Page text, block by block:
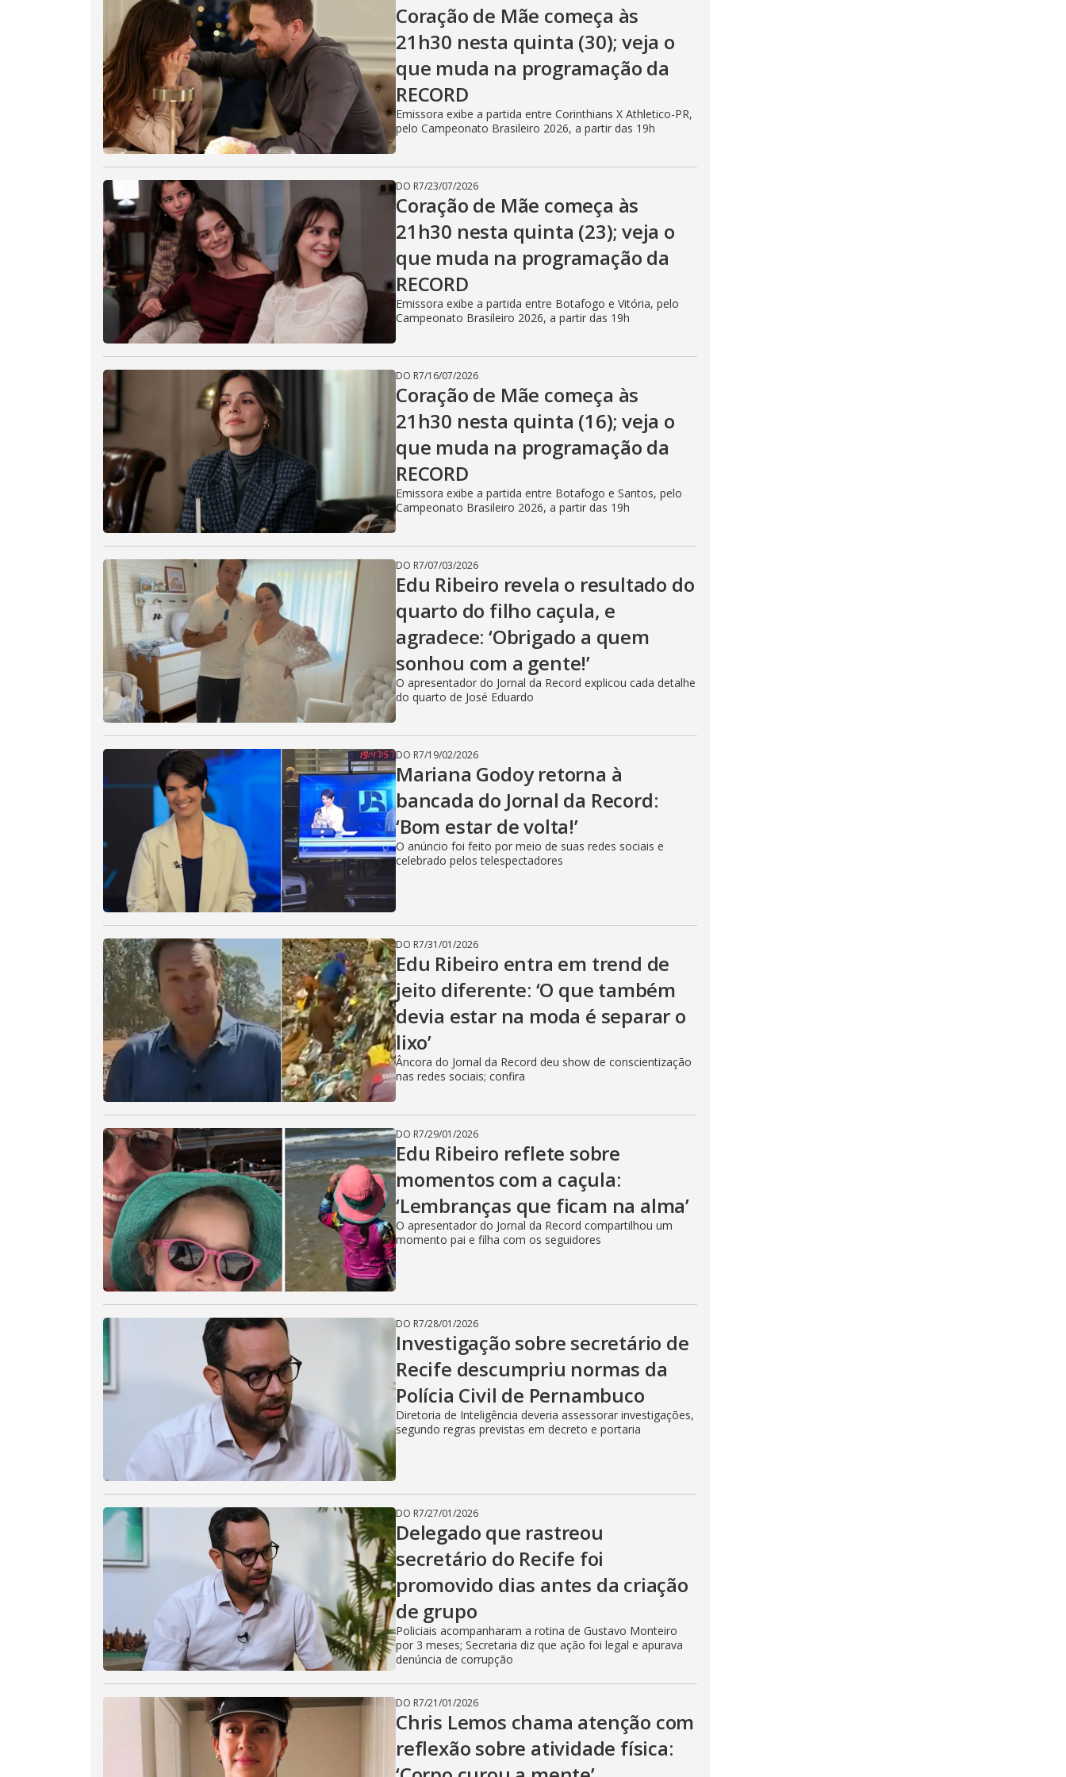
i
d
e
o
Coração de Mãe começa às
21h30 nesta quinta (30); veja o
que muda na programação da
RECORD
Emissora exibe a partida entre Corinthians X Athletico-PR,
pelo Campeonato Brasileiro 2026, a partir das 19h
DO R7/23/07/2026
Coração de Mãe começa às
21h30 nesta quinta (23); veja o
que muda na programação da
RECORD
Emissora exibe a partida entre Botafogo e Vitória, pelo
Campeonato Brasileiro 2026, a partir das 19h
DO R7/16/07/2026
Coração de Mãe começa às
21h30 nesta quinta (16); veja o
que muda na programação da
RECORD
Emissora exibe a partida entre Botafogo e Santos, pelo
Campeonato Brasileiro 2026, a partir das 19h
DO R7/07/03/2026
Edu Ribeiro revela o resultado do
quarto do filho caçula, e
agradece: ‘Obrigado a quem
sonhou com a gente!’
O apresentador do Jornal da Record explicou cada detalhe
do quarto de José Eduardo
DO R7/19/02/2026
Mariana Godoy retorna à
bancada do Jornal da Record:
‘Bom estar de volta!’
O anúncio foi feito por meio de suas redes sociais e
celebrado pelos telespectadores
DO R7/31/01/2026
Edu Ribeiro entra em trend de
jeito diferente: ‘O que também
devia estar na moda é separar o
lixo’
Âncora do Jornal da Record deu show de conscientização
nas redes sociais; confira
DO R7/29/01/2026
Edu Ribeiro reflete sobre
momentos com a caçula:
‘Lembranças que ficam na alma’
O apresentador do Jornal da Record compartilhou um
momento pai e filha com os seguidores
DO R7/28/01/2026
Investigação sobre secretário de
Recife descumpriu normas da
Polícia Civil de Pernambuco
Diretoria de Inteligência deveria assessorar investigações,
segundo regras previstas em decreto e portaria
DO R7/27/01/2026
Delegado que rastreou
secretário do Recife foi
promovido dias antes da criação
de grupo
Policiais acompanharam a rotina de Gustavo Monteiro
por 3 meses; Secretaria diz que ação foi legal e apurava
denúncia de corrupção
DO R7/21/01/2026
Chris Lemos chama atenção com
reflexão sobre atividade física: